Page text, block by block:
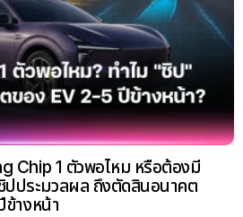
Chip 1 ตัวพอไหม หรือต้องมี
ปประมวลผล ถึงตัดสินอนาคต
ข้างหน้า